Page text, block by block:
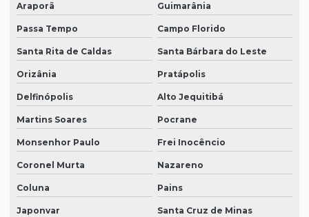
Araporã Guimarânia
Passa Tempo Campo Florido
Santa Rita de Caldas Santa Bárbara do Leste
Orizânia Pratápolis
Delfinópolis Alto Jequitibá
Martins Soares Pocrane
Monsenhor Paulo Frei Inocêncio
Coronel Murta Nazareno
Coluna Pains
Japonvar Santa Cruz de Minas